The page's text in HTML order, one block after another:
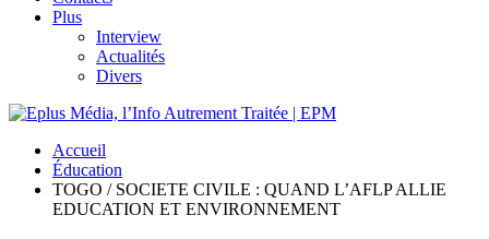
Plus
Interview
Actualités
Divers
Accueil
Éducation
TOGO / SOCIETE CIVILE : QUAND L’AFLP ALLIE
EDUCATION ET ENVIRONNEMENT